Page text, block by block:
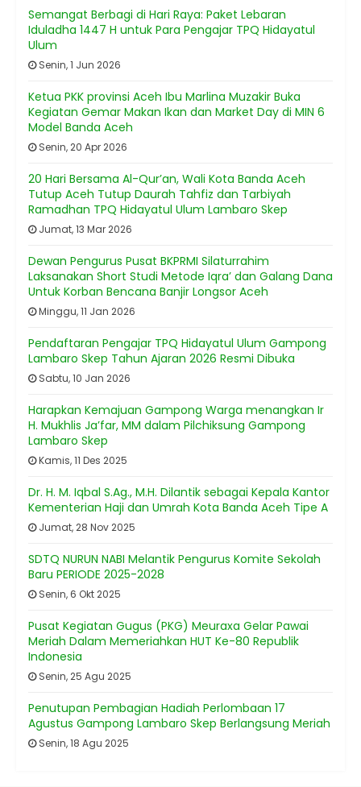
Semangat Berbagi di Hari Raya: Paket Lebaran
Iduladha 1447 H untuk Para Pengajar TPQ Hidayatul
Ulum
Senin, 1 Jun 2026
Ketua PKK provinsi Aceh Ibu Marlina Muzakir Buka
Kegiatan Gemar Makan Ikan dan Market Day di MIN 6
Model Banda Aceh
Senin, 20 Apr 2026
20 Hari Bersama Al-Qur’an, Wali Kota Banda Aceh
Tutup Aceh Tutup Daurah Tahfiz dan Tarbiyah
Ramadhan TPQ Hidayatul Ulum Lambaro Skep
Jumat, 13 Mar 2026
Dewan Pengurus Pusat BKPRMI Silaturrahim
Laksanakan Short Studi Metode Iqra’ dan Galang Dana
Untuk Korban Bencana Banjir Longsor Aceh
Minggu, 11 Jan 2026
Pendaftaran Pengajar TPQ Hidayatul Ulum Gampong
Lambaro Skep Tahun Ajaran 2026 Resmi Dibuka
Sabtu, 10 Jan 2026
Harapkan Kemajuan Gampong Warga menangkan Ir
H. Mukhlis Ja’far, MM dalam Pilchiksung Gampong
Lambaro Skep
Kamis, 11 Des 2025
Dr. H. M. Iqbal S.Ag., M.H. Dilantik sebagai Kepala Kantor
Kementerian Haji dan Umrah Kota Banda Aceh Tipe A
Jumat, 28 Nov 2025
SDTQ NURUN NABI Melantik Pengurus Komite Sekolah
Baru PERIODE 2025-2028
Senin, 6 Okt 2025
Pusat Kegiatan Gugus (PKG) Meuraxa Gelar Pawai
Meriah Dalam Memeriahkan HUT Ke-80 Republik
Indonesia
Senin, 25 Agu 2025
Penutupan Pembagian Hadiah Perlombaan 17
Agustus Gampong Lambaro Skep Berlangsung Meriah
Senin, 18 Agu 2025